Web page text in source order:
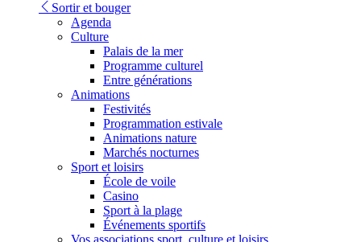
Sortir et bouger
Agenda
Culture
Palais de la mer
Programme culturel
Entre générations
Animations
Festivités
Programmation estivale
Animations nature
Marchés nocturnes
Sport et loisirs
École de voile
Casino
Sport à la plage
Événements sportifs
Vos associations sport, culture et loisirs